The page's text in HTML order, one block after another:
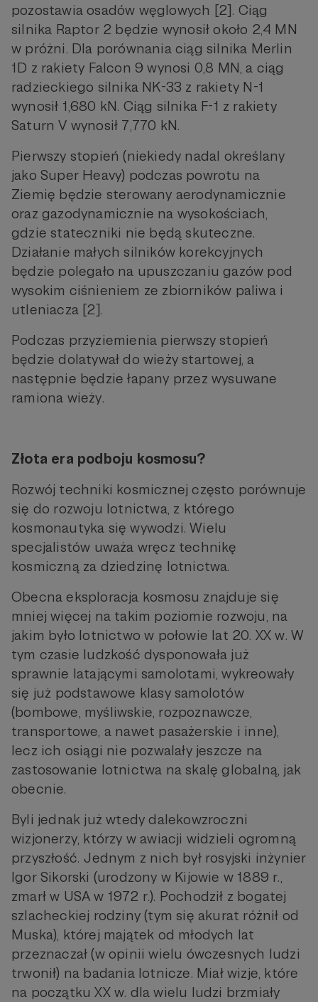
pozostawia osadów węglowych [2]. Ciąg
silnika Raptor 2 będzie wynosił około 2,4 MN
w próżni. Dla porównania ciąg silnika Merlin
1D z rakiety Falcon 9 wynosi 0,8 MN, a ciąg
radzieckiego silnika NK-33 z rakiety N-1
wynosił 1,680 kN. Ciąg silnika F-1 z rakiety
Saturn V wynosił 7,770 kN.
Pierwszy stopień (niekiedy nadal określany
jako Super Heavy) podczas powrotu na
Ziemię będzie sterowany aerodynamicznie
oraz gazodynamicznie na wysokościach,
gdzie stateczniki nie będą skuteczne.
Działanie małych silników korekcyjnych
będzie polegało na upuszczaniu gazów pod
wysokim ciśnieniem ze zbiorników paliwa i
utleniacza [2].
Podczas przyziemienia pierwszy stopień
będzie dolatywał do wieży startowej, a
następnie będzie łapany przez wysuwane
ramiona wieży.
Złota era podboju kosmosu?
Rozwój techniki kosmicznej często porównuje
się do rozwoju lotnictwa, z którego
kosmonautyka się wywodzi. Wielu
specjalistów uważa wręcz technikę
kosmiczną za dziedzinę lotnictwa.
Obecna eksploracja kosmosu znajduje się
mniej więcej na takim poziomie rozwoju, na
jakim było lotnictwo w połowie lat 20. XX w. W
tym czasie ludzkość dysponowała już
sprawnie latającymi samolotami, wykreowały
się już podstawowe klasy samolotów
(bombowe, myśliwskie, rozpoznawcze,
transportowe, a nawet pasażerskie i inne),
lecz ich osiągi nie pozwalały jeszcze na
zastosowanie lotnictwa na skalę globalną, jak
obecnie.
Byli jednak już wtedy dalekowzroczni
wizjonerzy, którzy w awiacji widzieli ogromną
przyszłość. Jednym z nich był rosyjski inżynier
Igor Sikorski (urodzony w Kijowie w 1889 r.,
zmarł w USA w 1972 r.). Pochodził z bogatej
szlacheckiej rodziny (tym się akurat różnił od
Muska), której majątek od młodych lat
przeznaczał (w opinii wielu ówczesnych ludzi
trwonił) na badania lotnicze. Miał wizje, które
na początku XX w. dla wielu ludzi brzmiały